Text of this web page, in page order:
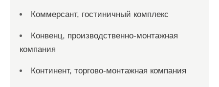
Коммерсант, гостиничный комплекс
Конвенц, производственно-монтажная
компания
Континент, торгово-монтажная компания